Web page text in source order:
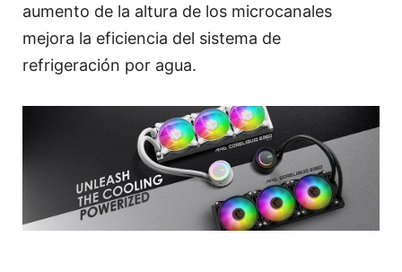
aumento de la altura de los microcanales
mejora la eficiencia del sistema de
refrigeración por agua.